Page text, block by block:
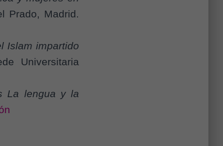
Prado, Madrid.
Islam impartido
Universitaria
La lengua y la